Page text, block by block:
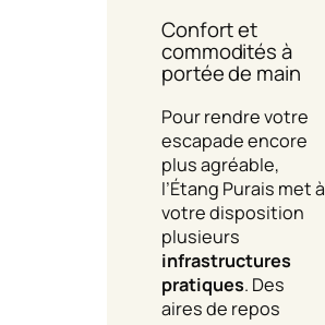
Confort et
commodités à
portée de main
Pour rendre votre
escapade encore
plus agréable,
l’Étang Purais met à
votre disposition
plusieurs
infrastructures
pratiques. Des
aires de repos